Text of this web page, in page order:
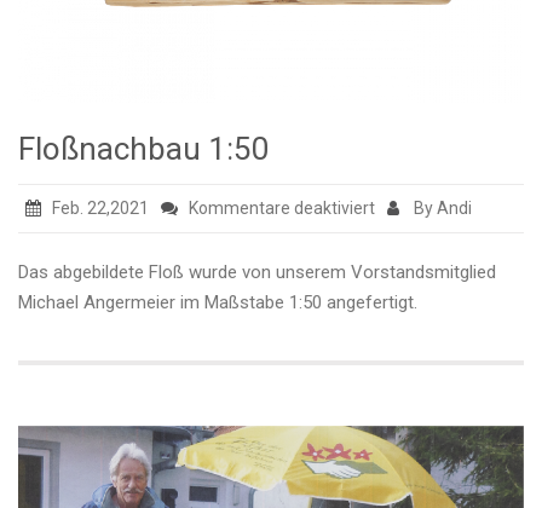
Floßnachbau 1:50
Feb. 22,2021 Kommentare deaktiviertfür
1:50
By Andi
Das abgebildete Floß wurde von unserem Vorstandsmitglied
Michael Angermeier im Maßstabe 1:50 angefertigt.